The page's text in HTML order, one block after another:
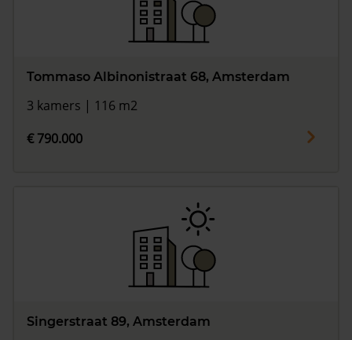
Tommaso Albinonistraat 68, Amsterdam
3 kamers | 116 m2
€ 790.000
Singerstraat 89, Amsterdam